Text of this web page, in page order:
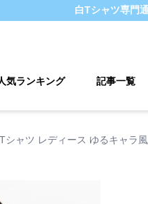
白Tシャツ専門
気ランキング 記事一覧
シャツ レディース ゆるキャラ